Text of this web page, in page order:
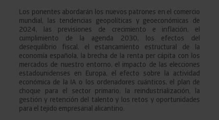
Los ponentes abordarán los nuevos patrones en el comercio
mundial, las tendencias geopolíticas y geoeconómicas de
2024, las previsiones de crecimiento e inflación, el
cumplimiento de la agenda 2030, los efectos del
desequilibrio fiscal, el estancamiento estructural de la
economía española, la brecha de la renta per cápita con los
mercados de nuestro entorno, el impacto de las elecciones
estadounidenses en Europa, el efecto sobre la actividad
económica de la IA o los ordenadores cuánticos, el plan de
choque para el sector primario, la reindustrialización, la
gestión y retención del talento y los retos y oportunidades
para el tejido empresarial alicantino.